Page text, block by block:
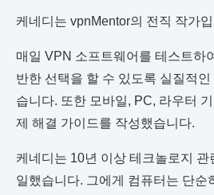
케네디는 vpnMentor의 전직 작가
매일 VPN 소프트웨어를 테스트하
반한 선택을 할 수 있도록 실질적
습니다. 또한 모바일, PC, 라우터
제 해결 가이드를 작성했습니다.
케네디는 10년 이상 테크놀로지 관
일했습니다. 그에게 컴퓨터는 단순